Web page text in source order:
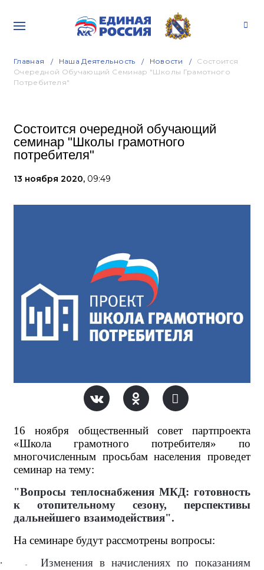
Главная Наша Деятельность Новости
Состоится
Очередной Обучающий Семинар "Школы Грамотного
Потребителя"
Состоится очередной обучающий
семинар "Школы грамотного
потребителя"
13 ноября 2020, 09:49
16 ноября общественный совет партпроекта
«Школа грамотного потребителя» по
многочисленным просьбам населения проведет
семинар на тему:
"Вопросы теплоснабжения МКД: готовность
к отопительному сезону, перспективы
дальнейшего взаимодействия".
На семинаре будут рассмотрены вопросы:
· - Изменения в начислениях по показаниям